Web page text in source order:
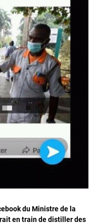
du Ministre de la
en train de distiller des